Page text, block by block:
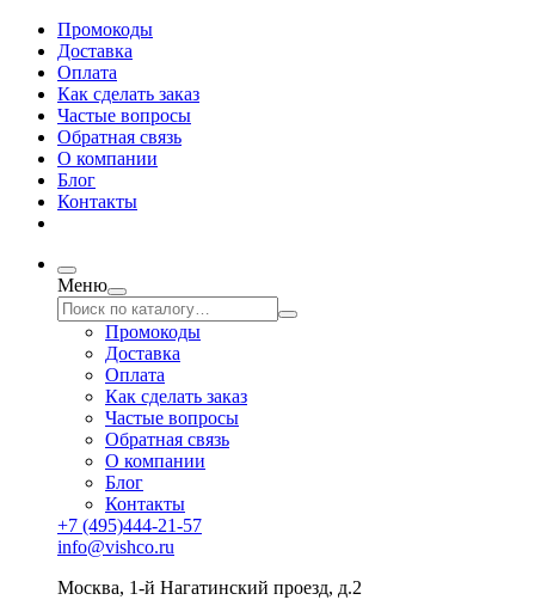
Промокоды
Доставка
Оплата
Как сделать заказ
Частые вопросы
Обратная связь
О компании
Блог
Контакты
Меню
Промокоды
Доставка
Оплата
Как сделать заказ
Частые вопросы
Обратная связь
О компании
Блог
Контакты
+7 (495)444-21-57
info@vishco.ru
Москва, 1-й Нагатинский проезд, д.2